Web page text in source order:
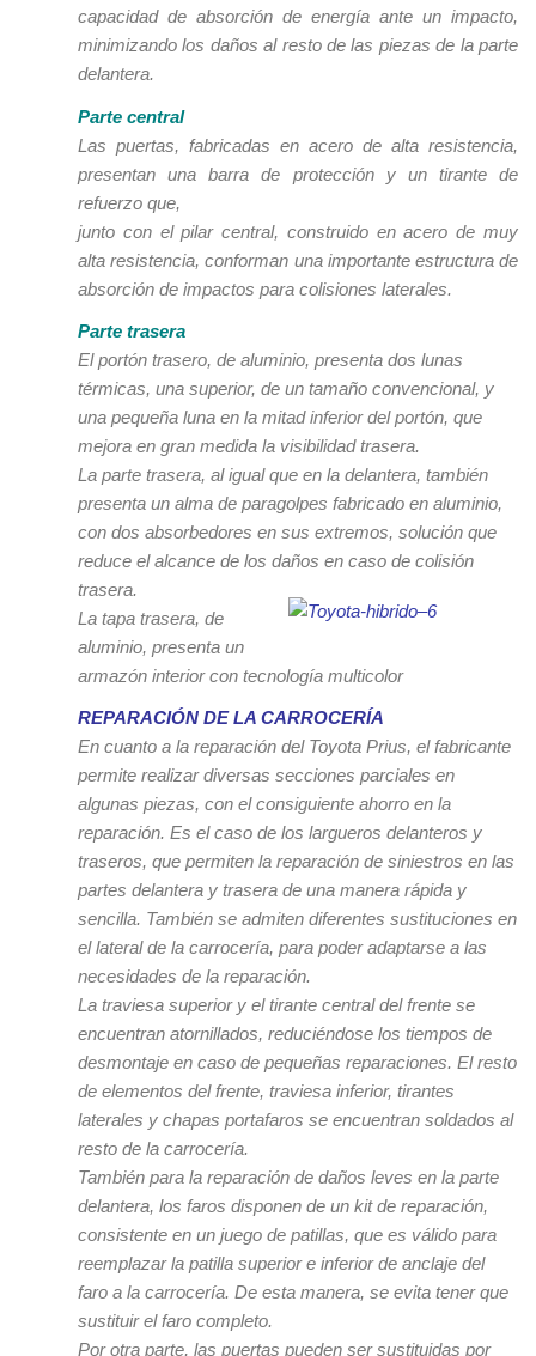
capacidad de absorción de energía ante un impacto,
minimizando los daños al resto de las piezas de la parte
delantera.
Parte central
Las puertas, fabricadas en acero de alta resistencia,
presentan una barra de protección y un tirante de
refuerzo que,
junto con el pilar central, construido en acero de muy
alta resistencia, conforman una importante estructura de
absorción de impactos para colisiones laterales.
Parte trasera
El portón trasero, de aluminio, presenta dos lunas
térmicas, una superior, de un tamaño convencional, y
una pequeña luna en la mitad inferior del portón, que
mejora en gran medida la visibilidad trasera.
La parte trasera, al igual que en la delantera, también
presenta un alma de paragolpes fabricado en aluminio,
con dos absorbedores en sus extremos, solución que
reduce el alcance de los daños en caso de colisión
trasera.
La tapa trasera, de
aluminio, presenta un
armazón interior con tecnología multicolor
REPARACIÓN DE LA CARROCERÍA
En cuanto a la reparación del Toyota Prius, el fabricante
permite realizar diversas secciones parciales en
algunas piezas, con el consiguiente ahorro en la
reparación. Es el caso de los largueros delanteros y
traseros, que permiten la reparación de siniestros en las
partes delantera y trasera de una manera rápida y
sencilla. También se admiten diferentes sustituciones en
el lateral de la carrocería, para poder adaptarse a las
necesidades de la reparación.
La traviesa superior y el tirante central del frente se
encuentran atornillados, reduciéndose los tiempos de
desmontaje en caso de pequeñas reparaciones. El resto
de elementos del frente, traviesa inferior, tirantes
laterales y chapas portafaros se encuentran soldados al
resto de la carrocería.
También para la reparación de daños leves en la parte
delantera, los faros disponen de un kit de reparación,
consistente en un juego de patillas, que es válido para
reemplazar la patilla superior e inferior de anclaje del
faro a la carrocería. De esta manera, se evita tener que
sustituir el faro completo.
Por otra parte, las puertas pueden ser sustituidas por